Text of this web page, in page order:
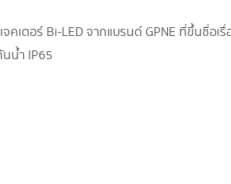
จคเตอร์ Bi-LED จากแบรนด์ GPNE ที่ขึ้
น้ำ IP65